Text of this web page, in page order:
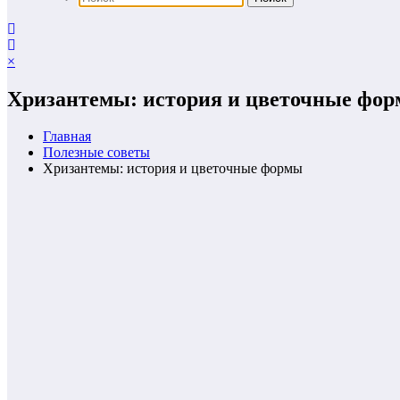
×
Хризантемы: история и цветочные
Главная
Полезные советы
Хризантемы: история и цветочные формы